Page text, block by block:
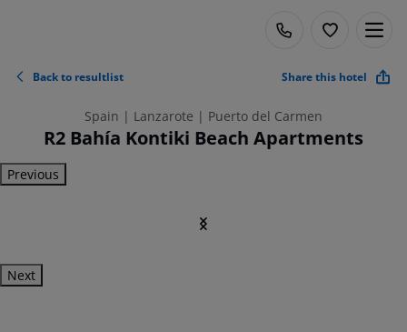
Back to resultlist Share this hotel
Spain | Lanzarote | Puerto del Carmen
R2 Bahía Kontiki Beach Apartments
Previous
Next